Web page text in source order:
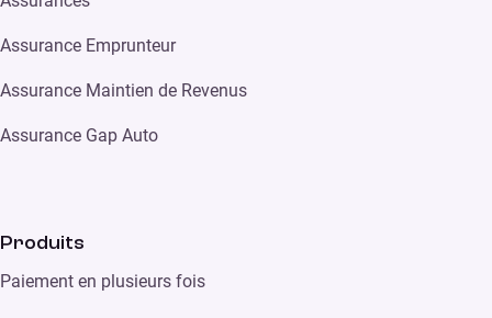
Assurance Emprunteur
Assurance Maintien de Revenus
Assurance Gap Auto
Produits
Paiement en plusieurs fois